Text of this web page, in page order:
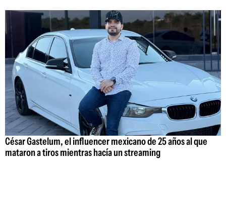
César Gastelum, el influencer mexicano de 25 años al que
mataron a tiros mientras hacía un streaming